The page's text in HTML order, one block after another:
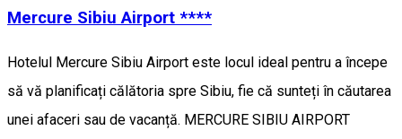
Mercure Sibiu Airport ****
Hotelul Mercure Sibiu Airport este locul ideal pentru a începe
să vă planificați călătoria spre Sibiu, fie că sunteți în căutarea
unei afaceri sau de vacanță. MERCURE SIBIU AIRPORT